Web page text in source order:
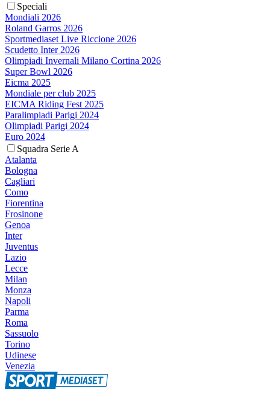
Speciali
Mondiali 2026
Roland Garros 2026
Sportmediaset Live Riccione 2026
Scudetto Inter 2026
Olimpiadi Invernali Milano Cortina 2026
Super Bowl 2026
Eicma 2025
Mondiale per club 2025
EICMA Riding Fest 2025
Paralimpiadi Parigi 2024
Olimpiadi Parigi 2024
Euro 2024
Squadra Serie A
Atalanta
Bologna
Cagliari
Como
Fiorentina
Frosinone
Genoa
Inter
Juventus
Lazio
Lecce
Milan
Monza
Napoli
Parma
Roma
Sassuolo
Torino
Udinese
Venezia